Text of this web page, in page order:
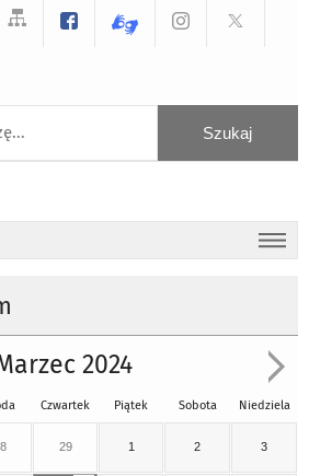
2024
Czwartek Piątek Sobota Niedziela
29 1 2 3